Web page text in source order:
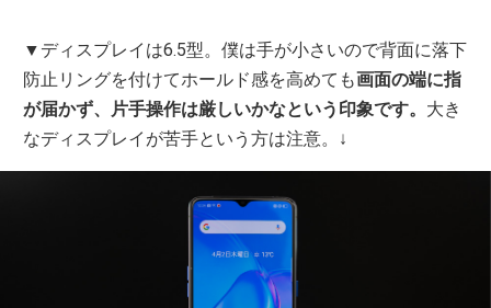
▼ディスプレイは6.5型。僕は手が小さいので背面に落下
防止リングを付けてホールド感を高めても画面の端に指
が届かず、片手操作は厳しいかなという印象です。 大き
なディスプレイが苦手という方は注意。↓